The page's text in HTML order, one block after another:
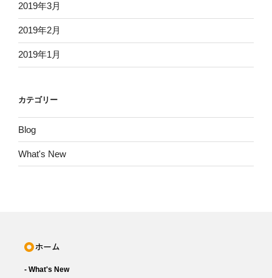
2019年3月
2019年2月
2019年1月
カテゴリー
Blog
What's New
- What's New